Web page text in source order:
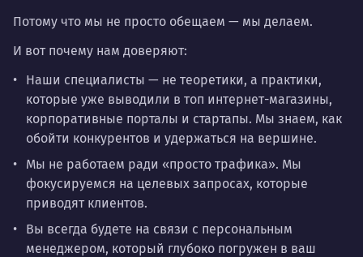
Потому что мы не просто обещаем — мы делаем.
И вот почему нам доверяют:
Наши специалисты — не теоретики, а практики,
которые уже выводили в топ интернет-магазины,
корпоративные порталы и стартапы. Мы знаем, как
обойти конкурентов и удержаться на вершине.
Мы не работаем ради «просто трафика». Мы
фокусируемся на целевых запросах, которые
приводят клиентов.
Вы всегда будете на связи с персональным
менеджером, который глубоко погружен в ваш